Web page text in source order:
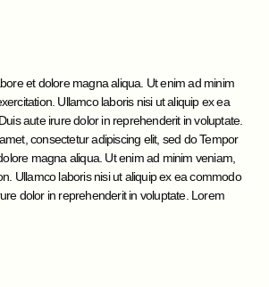
et dolore magna aliqua. Ut enim ad minim
Ullamco laboris nisi ut aliquip ex ea
aute irure dolor in reprehenderit in voluptate.
consectetur adipiscing elit, sed do Tempor
magna aliqua. Ut enim ad minim veniam,
Ullamco laboris nisi ut aliquip ex ea commodo
dolor in reprehenderit in voluptate. Lorem